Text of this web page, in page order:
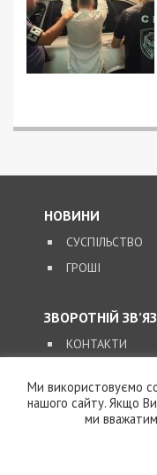
НОВИНИ
СУСПІЛЬСТВО
ГРОШІ
ЗВОРОТНІЙ
КОНТАКТИ
©
Ми використовуємо
нашого сайту. Якщо
ми